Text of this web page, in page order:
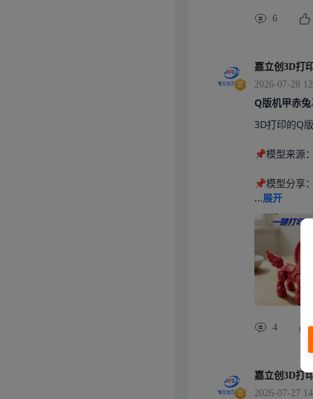
个人研发、
打印，打样
链等实操案
SolidWorks
钣金机箱、
构工程师的
、做塑胶消
专业选手✅
✅优势速览
，珠三角模
壳体的设计
步会比较吃
CAD如果是
没有授权限
想要流畅的
的软件！最
岗位👉
60练逻辑，
识点：抽壳
6
嘉立创3D打
2026-07-28
Q版机甲赤
3D打印的Q
📌模型来源
📌模型分享
...展开
4
嘉立创3D打
2026-07-27